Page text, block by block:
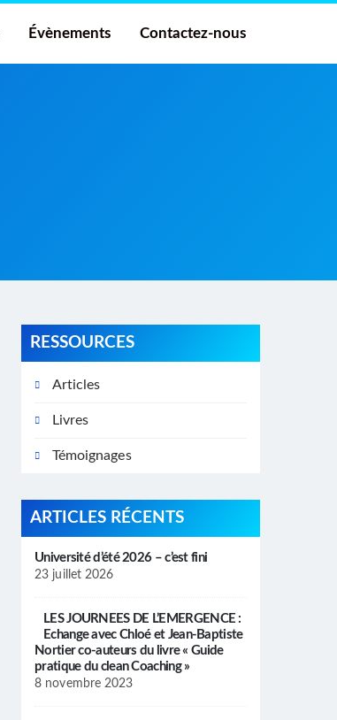
Évènements Contactez-nous
RESSOURCES
Articles
Livres
Témoignages
ARTICLES RÉCENTS
Université d’été 2026 – c’est fini
23 juillet 2026
LES JOURNEES DE L’EMERGENCE :
Echange avec Chloé et Jean-Baptiste
Nortier co-auteurs du livre « Guide
pratique du clean Coaching »
8 novembre 2023